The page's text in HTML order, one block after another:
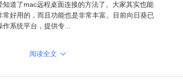
道了mac远程桌面连接的方法了。大家其实也能
好用的，而且功能也是非常丰富。目前向日葵已
系统平台，提供专...
阅读全文 